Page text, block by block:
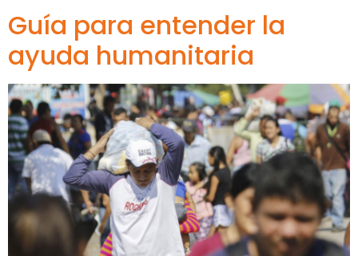
Guía para entender la
ayuda humanitaria